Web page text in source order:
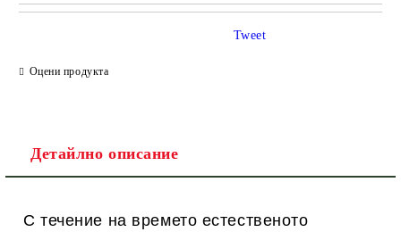
САМО ПОПЪЛНЕТЕ 1 ПОЛЕ
Ние ще се свържем с вас в рамките на работния ден.
Оцени продукта
Tweet
Детайлно описание
С течение на времето естественото